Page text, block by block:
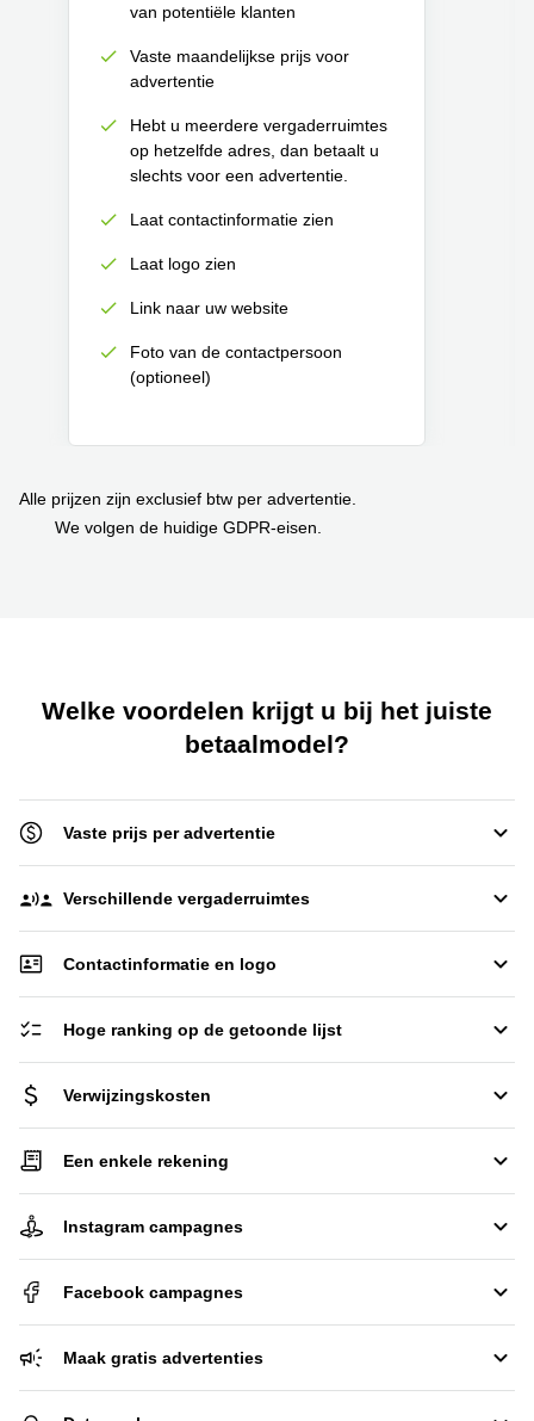
van potentiële klanten
Vaste maandelijkse prijs voor
advertentie
Hebt u meerdere vergaderruimtes
op hetzelfde adres, dan betaalt u
slechts voor een advertentie.
Laat contactinformatie zien
Laat logo zien
Link naar uw website
Foto van de contactpersoon
(optioneel)
Alle prijzen zijn exclusief btw per advertentie.
We volgen de huidige GDPR-eisen.
Welke voordelen krijgt u bij het juiste
betaalmodel?
Vaste prijs per advertentie
Verschillende vergaderruimtes
Contactinformatie en logo
Hoge ranking op de getoonde lijst
Verwijzingskosten
Een enkele rekening
Instagram campagnes
Facebook campagnes
Maak gratis advertenties